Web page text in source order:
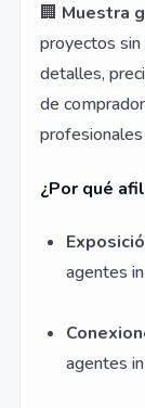
🏢 Muestra
proyectos
detalles,
de
¿Por qué
agentes
agentes